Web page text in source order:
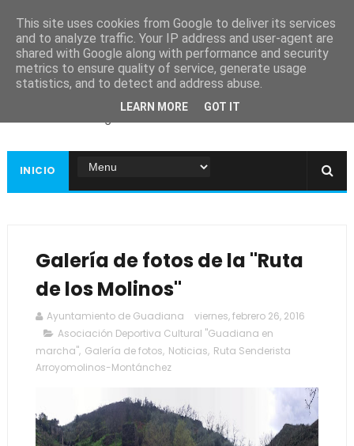
Ayuntamiento de
Guadiana
INICIO
Galería de fotos de la "Ruta
de los Molinos"
Ayuntamiento de Guadiana
viernes, febrero 26, 2016
Asociación Deportiva Cultural "Guadiana en
marcha", Galería de fotos, Noticias, Ruta Senderista
Arroyomolinos-Montánchez
This site uses cookies from Google to deliver its services
and to analyze traffic. Your IP address and user-agent are
shared with Google along with performance and security
metrics to ensure quality of service, generate usage
statistics, and to detect and address abuse.
LEARN MORE GOT IT